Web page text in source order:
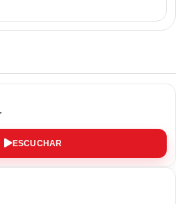
ESCUCHAR